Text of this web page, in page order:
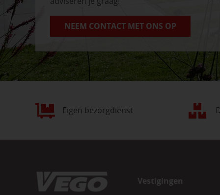
NEEM CONTACT MET ONS OP
Eigen bezorgdienst
Vestigingen